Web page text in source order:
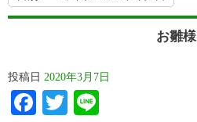
お雛様
投稿日 2020年3月7日
Facebook
Twitter